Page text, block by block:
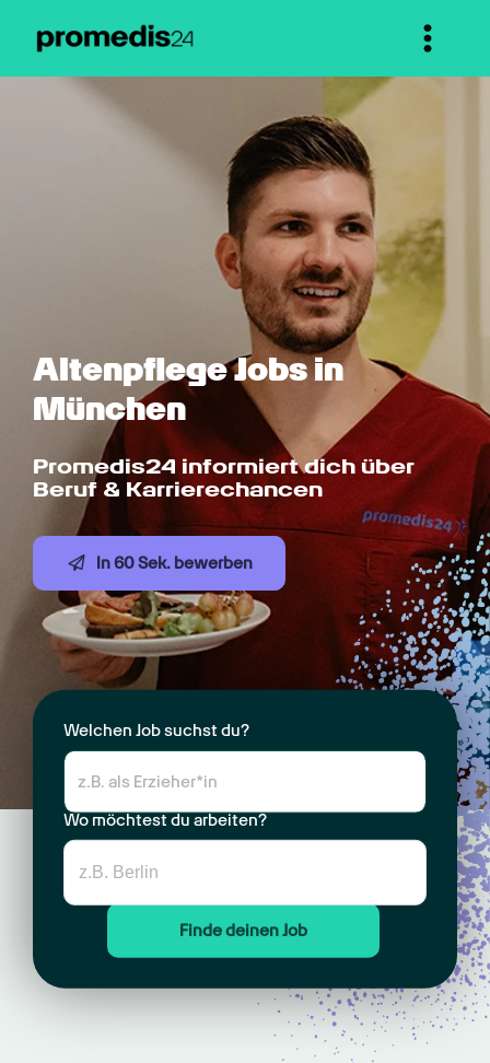
Altenpflege Jobs in
München
Promedis24 informiert dich über
Beruf & Karrierechancen
In 60 Sek. bewerben
Welchen Job suchst du?
Wo möchtest du arbeiten?
Finde deinen Job